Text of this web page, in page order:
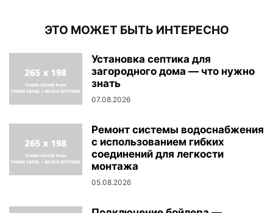
ЭТО МОЖЕТ БЫТЬ ИНТЕРЕСНО
Установка септика для
загородного дома — что нужно
знать
07.08.2026
Ремонт системы водоснабжения
с использованием гибких
соединений для легкости
монтажа
05.08.2026